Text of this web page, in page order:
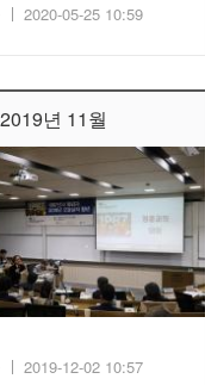
2020-05-25 10:59
년 11월
2019-12-02 10:57